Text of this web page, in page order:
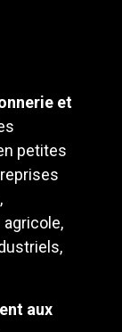
et
petites
agricole,
aux